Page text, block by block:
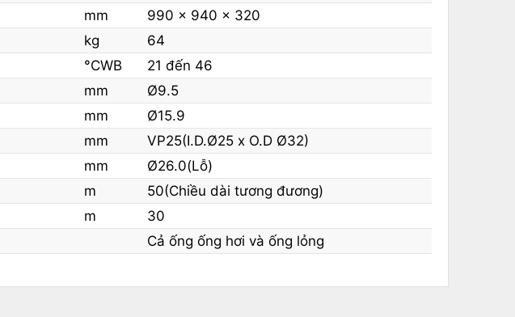
mm
990 x 940 x 320
kg
64
°CWB
21 đến 46
mm
Ø9.5
mm
Ø15.9
mm
VP25(I.D.Ø25 x O.D Ø32)
mm
Ø26.0(Lỗ)
m
50(Chiều dài tương đương)
m
30
Cả ống ống hơi và ống lỏng